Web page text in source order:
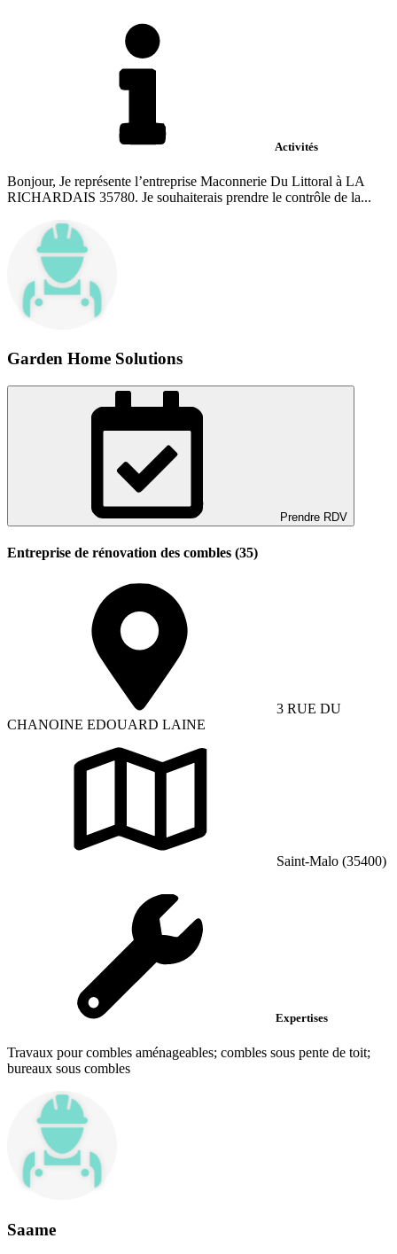
Activités
Bonjour, Je représente l’entreprise Maconnerie Du Littoral à LA
RICHARDAIS 35780. Je souhaiterais prendre le contrôle de la...
Garden Home Solutions
Prendre RDV
Entreprise de rénovation des combles (35)
3 RUE DU
CHANOINE EDOUARD LAINE
Saint-Malo (35400)
Expertises
Travaux pour combles aménageables; combles sous pente de toit;
bureaux sous combles
Saame